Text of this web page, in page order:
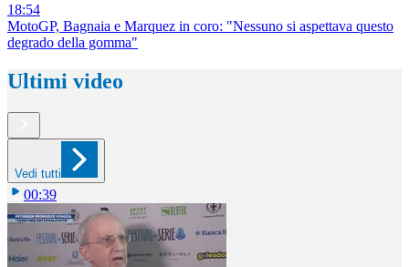
18:54
MotoGP, Bagnaia e Marquez in coro: "Nessuno si aspettava questo
degrado della gomma"
Ultimi video
Vedi tutti
00:39